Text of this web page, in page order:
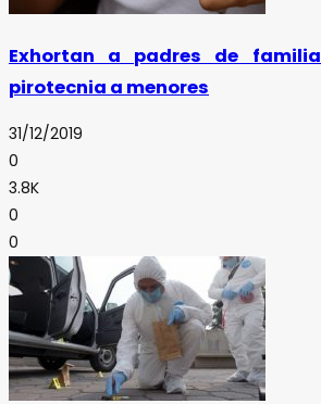
Exhortan a padres de
pirotecnia a menores
31/12/2019
0
3.8K
0
0